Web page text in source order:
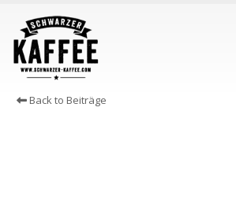
Back to Beiträge